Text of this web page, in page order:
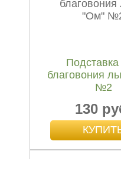
благовония
№2
130